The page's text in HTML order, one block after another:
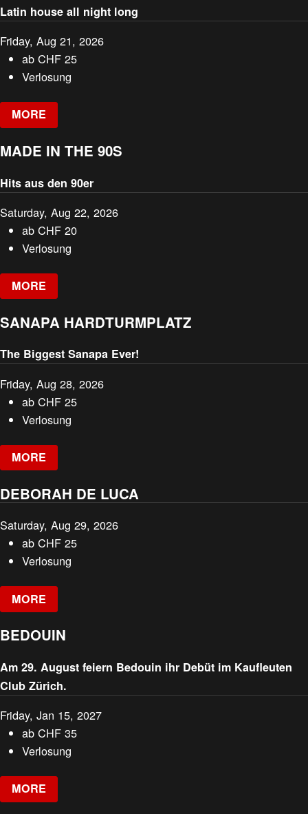
Latin house all night long
Friday, Aug 21, 2026
abCHF 25
Verlosung
MORE
MADE IN THE 90S
Hits aus den 90er
Saturday, Aug 22, 2026
abCHF 20
Verlosung
MORE
SANAPA HARDTURMPLATZ
The Biggest Sanapa Ever!
Friday, Aug 28, 2026
abCHF 25
Verlosung
MORE
DEBORAH DE LUCA
Saturday, Aug 29, 2026
abCHF 25
Verlosung
MORE
BEDOUIN
Am 29. August feiern Bedouin ihr Debüt im Kaufleuten
Club Zürich.
Friday, Jan 15, 2027
abCHF 35
Verlosung
MORE